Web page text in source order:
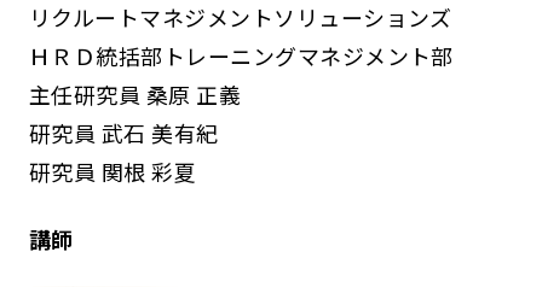
リクルートマネジメントソリューションズ
ＨＲＤ統括部トレーニングマネジメント部
主任研究員 桑原 正義
研究員 武石 美有紀
研究員 関根 彩夏
講師